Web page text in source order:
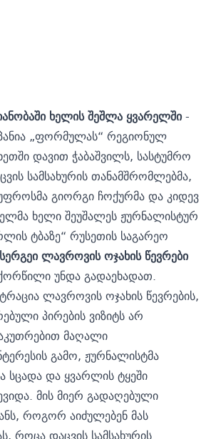
ხელის შეშლა ყვარელში-
„ფორმულას“ რეგიონულ
დავით ჭაბაშვილს, სასტუმრო
სამსახურის თანამშრომლებმა,
გიორგი ჩოქურმა და კიდევ
ხელი შეუშალეს ჟურნალისტურ
ტბაზე“ რუსეთის საგარეო
სერგეი ლავროვის ოჯახის წევრები
უნდა გადაეხადათ.
ლავროვის ოჯახის წევრების,
პირების ვიზიტს არ
მაღალი
გამო, ჟურნალისტმა
სცადა და ყვარლის ტყეში
მის მიერ გადაღებული
როგორ აიძულებენ მას